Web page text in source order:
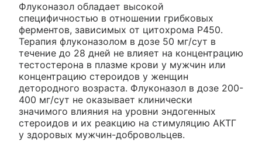
Флуконазол обладает высокой
специфичностью в отношении грибковых
ферментов, зависимых от цитохрома Р450.
Терапия флуконазолом в дозе 50 мг/сут в
течение до 28 дней не влияет на концентрацию
тестостерона в плазме крови у мужчин или
концентрацию стероидов у женщин
детородного возраста. Флуконазол в дозе 200-
400 мг/сут не оказывает клинически
значимого влияния на уровни эндогенных
стероидов и их реакцию на стимуляцию АКТГ
у здоровых мужчин-добровольцев.